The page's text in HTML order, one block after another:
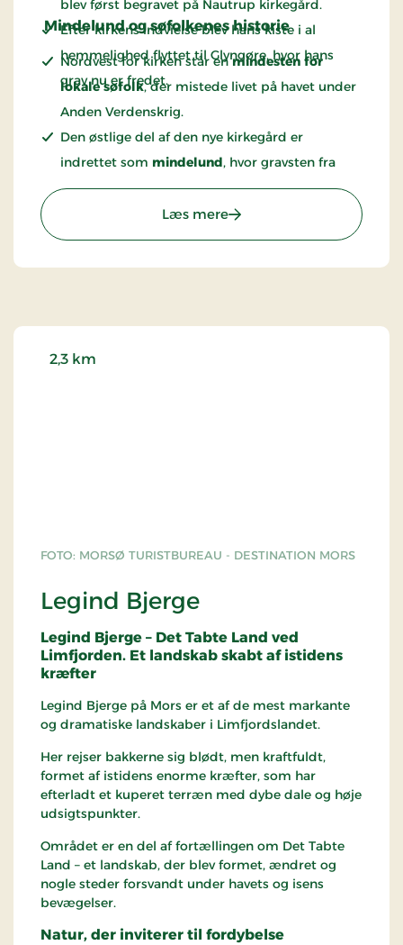
blev først begravet på Nautrup kirkegård.
Efter kirkens indvielse blev hans kiste i al
hemmelighed flyttet til Glyngøre, hvor hans
grav nu er fredet.
Mindelund og søfolkenes historie
Nordvest for kirken står enmindesten for
lokale søfolk, der mistede livet på havet under
Anden Verdenskrig.
Den østlige del af den nye kirkegård er
indrettet som mindelund, hvor gravsten fra
nedlagte gravsteder er samlet og bevaret.
Læs mere: Glyngøre Kirke
FOTO: MORSØ TURISTBUREAU - DESTINATION MORS
Legind Bjerge
2,3 km
Legind Bjerge – Det Tabte Land ved
Limfjorden. Et landskab skabt af istidens
kræfter
Legind Bjerge på Mors er et af de mest markante
og dramatiske landskaber i Limfjordslandet.
Her rejser bakkerne sig blødt, men kraftfuldt,
formet af istidens enorme kræfter, som har
efterladt et kuperet terræn med dybe dale og høje
udsigtspunkter.
Området er en del af fortællingen om Det Tabte
Land – et landskab, der blev formet, ændret og
nogle steder forsvandt under havets og isens
bevægelser.
Natur, der inviterer til fordybelse